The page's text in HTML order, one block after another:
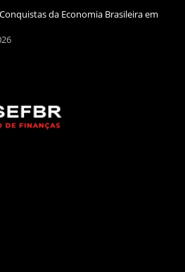
da Economia Brasileira em